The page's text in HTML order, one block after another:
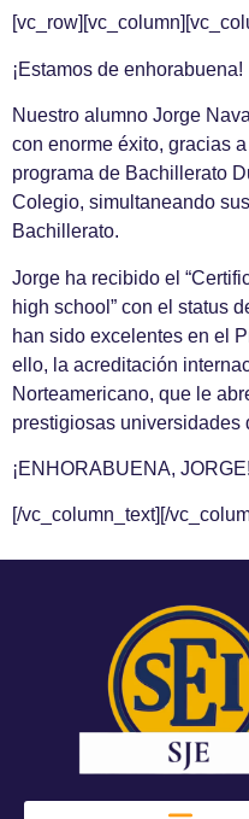
¡Estamos de enhorabuena!
Nuestro alumno Jorge
con enorme éxito, gracias
programa de Bachillerato
Colegio, simultaneando
Bachillerato.
Jorge ha recibido el
high school” con el status
han sido excelentes en el
ello, la acreditación
Norteamericano, que le
prestigiosas universidades
¡ENHORABUENA, JORGE!
[/vc_column_text][/